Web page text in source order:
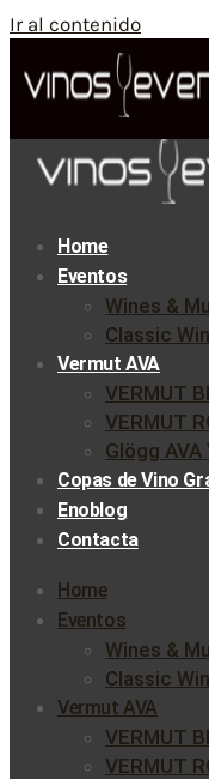
Ir al contenido
Home
Eventos
Wines &
Classic
Vermut AVA
VERMUT
VERMUT
Glögg
Copas de Vino
Enoblog
Contacta
Home
Eventos
Wines &
Classic
Vermut AVA
VERMUT
VERMUT